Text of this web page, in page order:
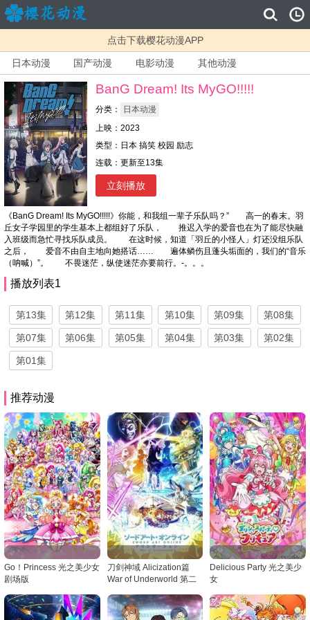
点击下载樱花动漫APP
日本动漫 国产动漫 电影动漫 其他动漫
BanG Dream! Its MyGO!!!!!
分类：
日本动漫
上映：2023
类型：日本 搞笑 校园 励志
连载：更新至13集
立刻播放
《BanG Dream! Its MyGO!!!!!》你能，和我组一辈子乐队吗？” 高一的春末。羽
丘女子学园里的学生基本上都组好了乐队， 推迟入学的爱音也在为了能尽快融
入班级而急忙寻找乐队成员。 在这时候，知道「羽丘的小怪人」灯还没组乐队
之后， 爱音不由自主地向她搭话…… 遍体鳞伤且蓬头垢面的，我们的“音乐
（呐喊）”。 不畏迷茫，纵使迷茫亦要前行。-。。。
播放列表1
第13集 第12集 第11集 第10集 第09集 第08集
第07集 第06集 第05集 第04集 第03集 第02集
第01集
推荐动漫
Go！Princess 光之美少女
剧场版
刀剑神域 Alicization篇
War of Underworld 第二
Delicious Party 光之美少
女